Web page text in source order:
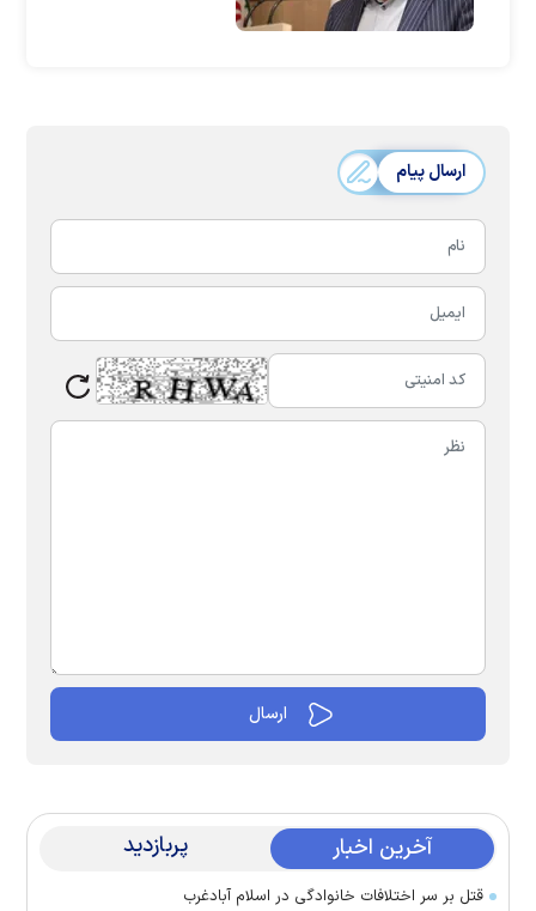
ارسال پیام
آخرین اخبار پربازدید
قتل بر سر اختلافات خانوادگی در اسلام آبادغرب